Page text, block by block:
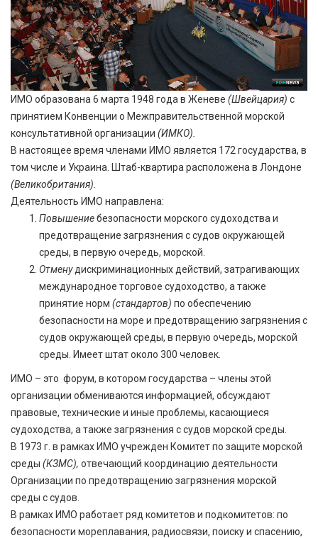
ИМО образована 6 марта 1948 года в Женеве (Швейцария) с
принятием Конвенции о Межправительственной морской
консультативной организации (ИМКО).
В настоящее время членами ИМО является 172 государства, в
том числе и Украина. Штаб-квартира расположена в Лондоне
(Великобритания).
Деятельность ИМО направлена:
Повышениебезопасности морского судоходства и
предотвращение загрязнения с судов окружающей
среды, в первую очередь, морской.
Отменудискриминационных действий, затрагивающих
международное торговое судоходство, а также
принятие норм (стандартов) по обеспечению
безопасности на море и предотвращению загрязнения с
судов окружающей среды, в первую очередь, морской
среды. Имеет штат около 300 человек.
ИМО – это форум, в котором государства – члены этой
организации обмениваются информацией, обсуждают
правовые, технические и иные проблемы, касающиеся
судоходства, а также загрязнения с судов морской среды.
В 1973 г. в рамках ИМО учрежден Комитет по защите морской
среды (КЗМС), отвечающий координацию деятельности
Организации по предотвращению загрязнения морской
среды с судов.
В рамках ИМО работает ряд комитетов и подкомитетов: по
безопасности мореплавания, радиосвязи, поиску и спасению,